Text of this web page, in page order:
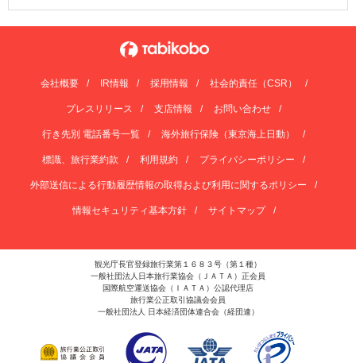
会社概要 IR情報 採用情報 社会的責任（CSR）
プレスリリース 支店情報 お問い合わせ
行き先別 電話番号一覧 海外旅行保険（東京海上日動）
標識、旅行業約款 利用規約 プライバシーポリシー
外部送信による行動履歴情報の取得および利用に関するポリシー
情報セキュリティ基本方針 サイトマップ
観光庁長官登録旅行業第１６８３号（第１種）
一般社団法人日本旅行業協会（ＪＡＴＡ）正会員
国際航空運送協会（ＩＡＴＡ）公認代理店
旅行業公正取引協議会会員
一般社団法人 日本経済団体連合会（経団連）